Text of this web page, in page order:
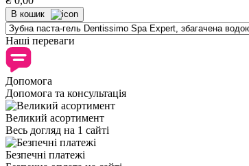
В кошик
Наші переваги
Допомога
Допомога та консультація
Великий асортимент
Весь догляд на 1 сайті
Безпечні платежі